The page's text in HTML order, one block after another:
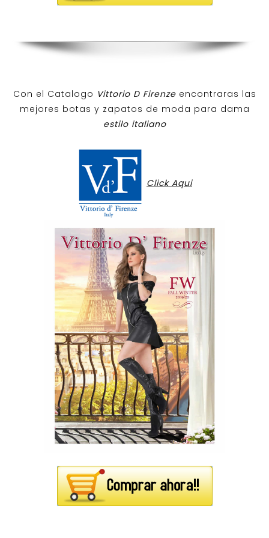
Con el Catalogo Vittorio D Firenzeencontraras las
mejores botas y zapatos de moda para dama
estilo italiano
Click Aqui